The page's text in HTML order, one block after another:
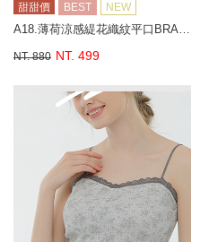
甜甜價 BEST NEW
A18.薄荷涼感緹花織紋平口BRA背心
NT. 880 NT. 499